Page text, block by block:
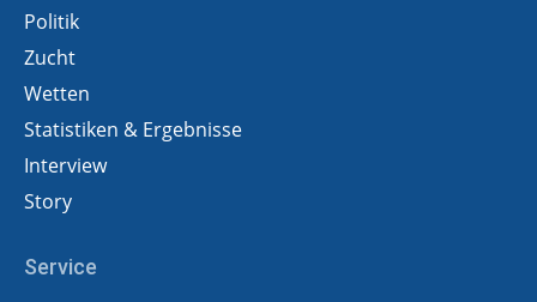
Politik
Zucht
Wetten
Statistiken & Ergebnisse
Interview
Story
Service